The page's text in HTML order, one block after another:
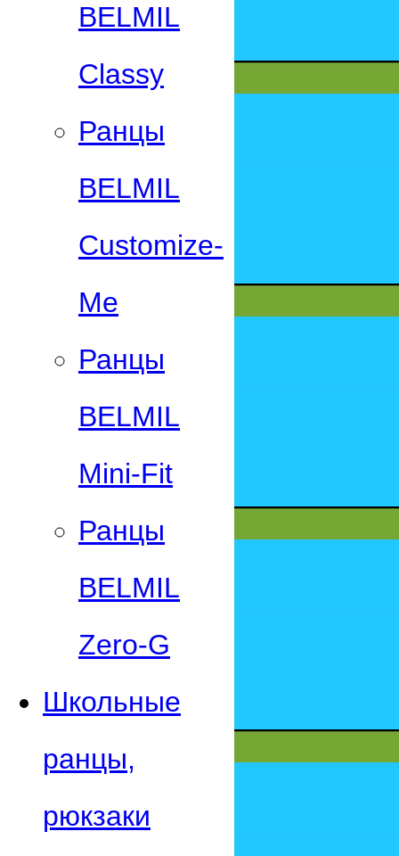
BELMIL
Classy
Ранцы
BELMIL
Customize-
Me
Ранцы
BELMIL
Mini-Fit
Ранцы
BELMIL
Zero-G
Школьные
ранцы,
рюкзаки